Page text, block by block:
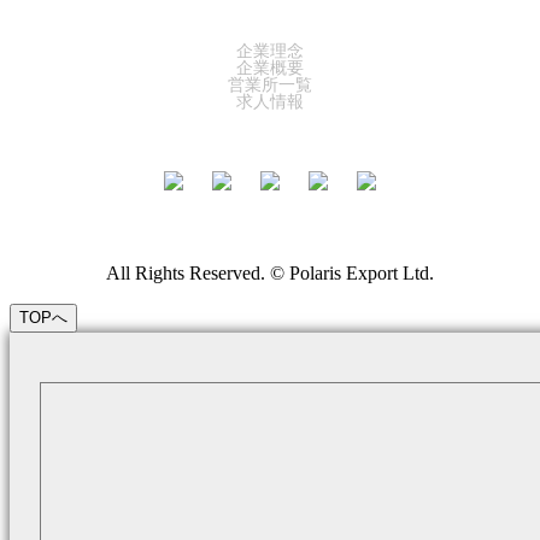
企業理念
企業概要
営業所一覧
求人情報
All Rights Reserved. © Polaris Export Ltd.
TOPへ